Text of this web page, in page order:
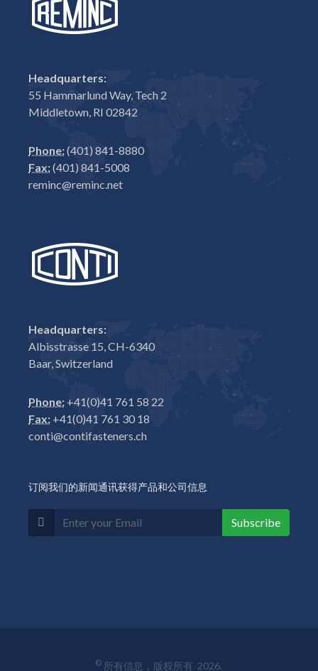
Headquarters:
55 Hammarlund Way, Tech 2
Middletown, RI 02842
Phone:(401) 841-8880
Fax:(401) 841-5008
reminc@reminc.net
Headquarters:
Albisstrasse 15, CH-6340
Baar, Switzerland
Phone: +41(0)41 761 58 22
Fax: +41(0)41 761 30 18
conti@contifasteners.ch
订阅我们的新闻通讯获得产品和公司信息
Subscribe
© 所有信息，版权所有 2026.